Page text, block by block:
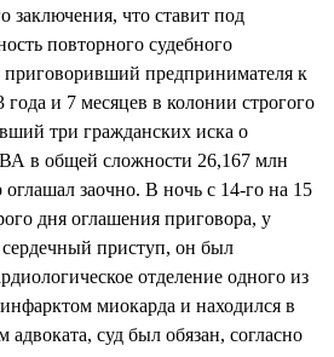
заключения, что ставит под
повторного судебного
приговоривший предпринимателя к
и 7 месяцев в колонии строгого
три гражданских иска о
в общей сложности 26,167 млн
заочно. В ночь с 14-го на 15
дня оглашения приговора, у
приступ, он был
отделение одного из
миокарда и находился в
суд был обязан, согласно